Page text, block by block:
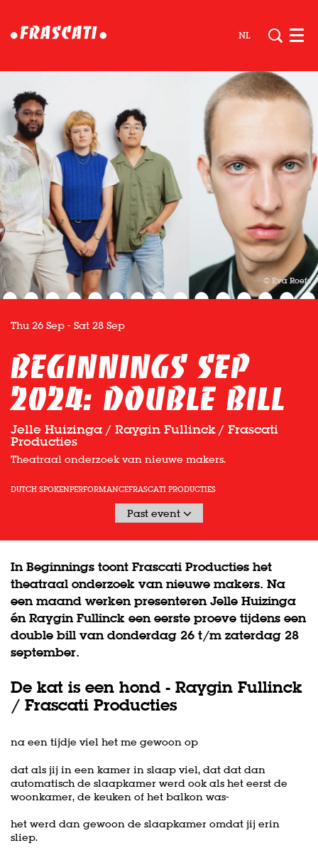
NL
© Eva Roefs
Beginnings sep
2024: Double bill
Jelle Huizinga / Raygin Fullinck / Frascati
Producties
Thu 26 Sep - Sat 28 Sep
Theatraal onderzoek van nieuwe makers.
DUTCH SPOKENPERFORMANCEFRASCATI PRODUCTIES
Past event
In Beginnings toont Frascati Producties het
theatraal onderzoek van nieuwe makers. Na
een maand werken presenteren Jelle Huizinga
én Raygin Fullinck een eerste proeve tijdens een
double bill van donderdag 26 t/m zaterdag 28
september.
De kat is een hond - Raygin Fullinck
/ Frascati Producties
na een tijdje viel het me gewoon op
dat als jij in een kamer in slaap viel, dat dat dan
automatisch de slaapkamer werd ook als het eerst de
woonkamer, de keuken of het balkon was-
het werd dan gewoon de slaapkamer omdat jij erin
sliep.